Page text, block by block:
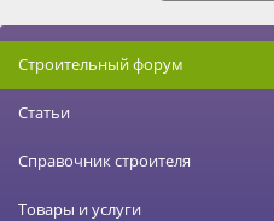
Строительный форум
Статьи
Справочник строителя
Товары и услуги